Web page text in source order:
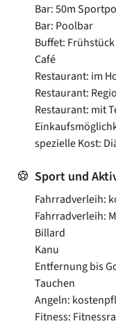
Bar: 50m
Bar: Poolbar
Buffet: Frühstück
Café
Restaurant: im
Restaurant:
Restaurant: mit
spezielle Kost:
Sport und
Fahrradverleih:
Fahrradverleih:
Billard
Kanu
Entfernung bis
Tauchen
Angeln:
Fitness: